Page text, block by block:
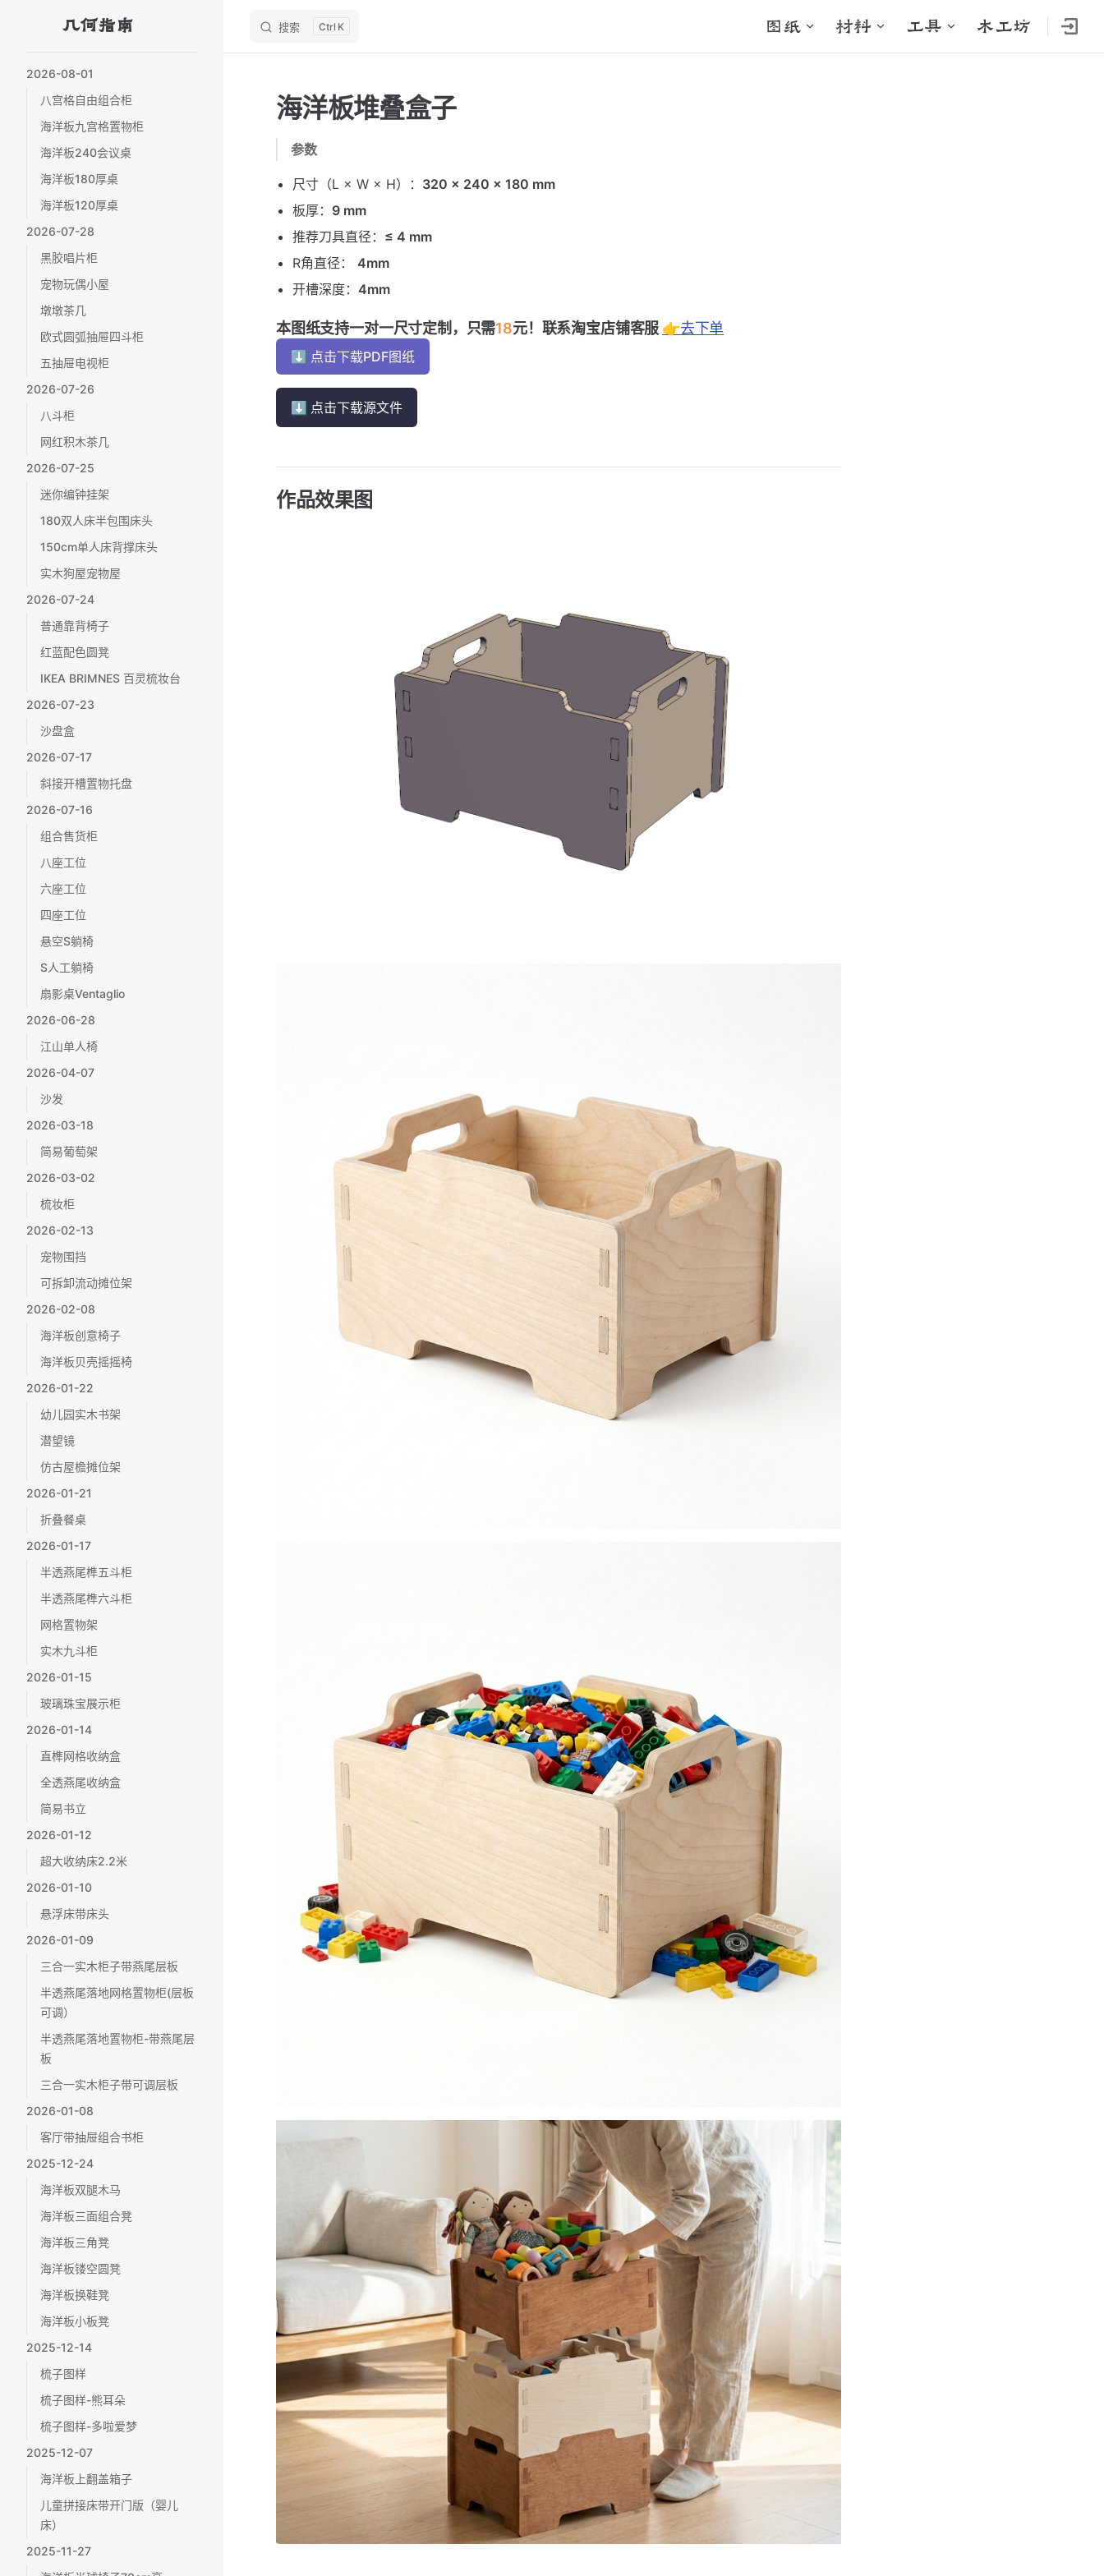
Skip to content
几何指南 搜索 K 图纸 材料 工具 木工坊
2026-08-01
八宫格自由组合柜
海洋板九宫格置物柜
海洋板240会议桌
海洋板180厚桌
海洋板120厚桌
2026-07-28
黑胶唱片柜
宠物玩偶小屋
墩墩茶几
欧式圆弧抽屉四斗柜
五抽屉电视柜
2026-07-26
八斗柜
网红积木茶几
2026-07-25
迷你编钟挂架
180双人床半包围床头
150cm单人床背撑床头
实木狗屋宠物屋
2026-07-24
普通靠背椅子
红蓝配色圆凳
IKEA BRIMNES 百灵梳妆台
2026-07-23
沙盘盒
2026-07-17
斜接开槽置物托盘
2026-07-16
组合售货柜
八座工位
六座工位
四座工位
悬空S躺椅
S人工躺椅
扇影桌Ventaglio
2026-06-28
江山单人椅
2026-04-07
沙发
2026-03-18
简易葡萄架
2026-03-02
梳妆柜
2026-02-13
宠物围挡
可拆卸流动摊位架
2026-02-08
海洋板创意椅子
海洋板贝壳摇摇椅
2026-01-22
幼儿园实木书架
潜望镜
仿古屋檐摊位架
2026-01-21
折叠餐桌
2026-01-17
半透燕尾榫五斗柜
半透燕尾榫六斗柜
网格置物架
实木九斗柜
2026-01-15
玻璃珠宝展示柜
2026-01-14
直榫网格收纳盒
全透燕尾收纳盒
简易书立
2026-01-12
超大收纳床2.2米
2026-01-10
悬浮床带床头
2026-01-09
三合一实木柜子带燕尾层板
半透燕尾落地网格置物柜(层板
可调）
半透燕尾落地置物柜-带燕尾层
板
三合一实木柜子带可调层板
2026-01-08
客厅带抽屉组合书柜
2025-12-24
海洋板双腿木马
海洋板三面组合凳
海洋板三角凳
海洋板镂空圆凳
海洋板换鞋凳
海洋板小板凳
2025-12-14
梳子图样
梳子图样-熊耳朵
梳子图样-多啦爱梦
2025-12-07
海洋板上翻盖箱子
儿童拼接床带开门版（婴儿
床）
2025-11-27
海洋板堆叠盒子
参数
尺寸（L × W × H）： 320 × 240 × 180 mm
板厚： 9 mm
推荐刀具直径： ≤ 4 mm
R角直径： 4mm
开槽深度： 4mm
本图纸支持一对一尺寸定制，只需18元！联系淘宝店铺客服 👉去下单
⬇ 点击下载PDF图纸
⬇ 点击下载源文件
作品效果图